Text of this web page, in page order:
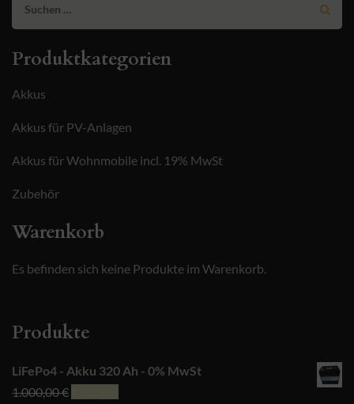
Suchen
nach:
Produktkategorien
Akkus
Akkus für PV-Anlagen
Akkus für Wohnmobile incl. 19% MwSt
Zubehör
Warenkorb
Es befinden sich keine Produkte im Warenkorb.
Produkte
LiFePo4 - Akku 320 Ah - 0% MwSt
1.000,00€